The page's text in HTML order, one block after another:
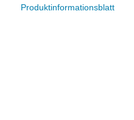
Produktinformationsblatt